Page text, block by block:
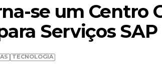
se um Centro
Serviços SAP
TECNOLOGIA